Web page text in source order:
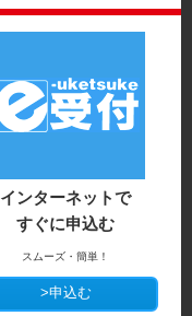
インターネットで
すぐに申込む
スムーズ・簡単！
>申込む